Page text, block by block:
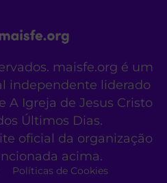
maisfe.org é um
independente liderado
A Igreja de Jesus Cristo
Últimos Dias.
oficial da organização
acima.
Políticas de Cookies